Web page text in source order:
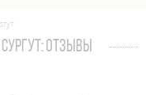
ОТЗЫВЫ